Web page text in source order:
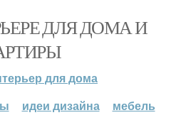
ДЛЯ ДОМА И
для дома
идеи дизайна мебель